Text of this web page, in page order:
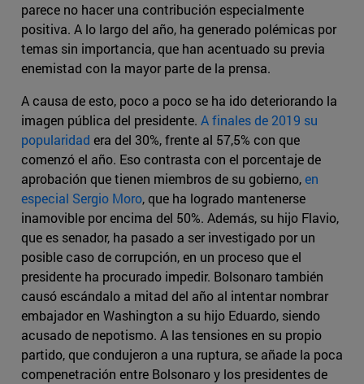
parece no hacer una contribución especialmente
positiva. A lo largo del año, ha generado polémicas por
temas sin importancia, que han acentuado su previa
enemistad con la mayor parte de la prensa.
A causa de esto, poco a poco se ha ido deteriorando la
imagen pública del presidente. A finales de 2019 su
popularidad era del 30%, frente al 57,5% con que
comenzó el año. Eso contrasta con el porcentaje de
aprobación que tienen miembros de su gobierno,en
especial Sergio Moro, que ha logrado mantenerse
inamovible por encima del 50%. Además, su hijo Flavio,
que es senador, ha pasado a ser investigado por un
posible caso de corrupción, en un proceso que el
presidente ha procurado impedir. Bolsonaro también
causó escándalo a mitad del año al intentar nombrar
embajador en Washington a su hijo Eduardo, siendo
acusado de nepotismo. A las tensiones en su propio
partido, que condujeron a una ruptura, se añade la poca
compenetración entre Bolsonaro y los presidentes de